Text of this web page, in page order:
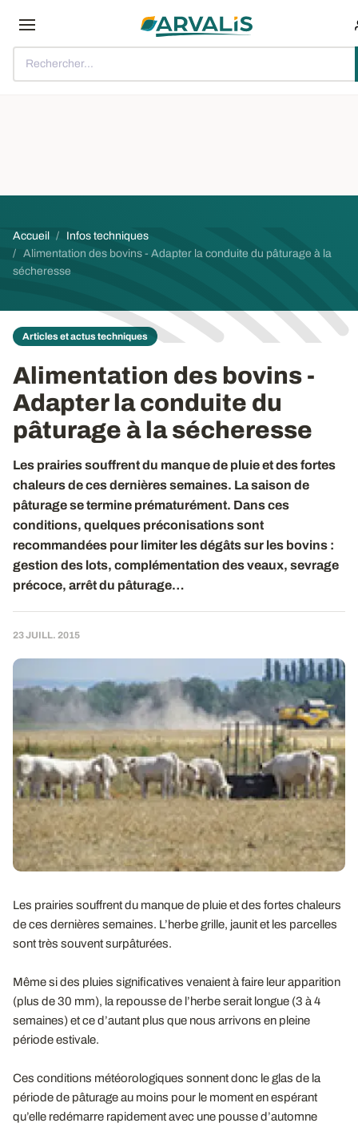
Rechercher...
Fil d'Ariane
Accueil
Infos techniques
Alimentation des bovins - Adapter la conduite du pâturage à la
sécheresse
Articles et actus techniques
Alimentation des bovins -
Adapter la conduite du
pâturage à la sécheresse
Les prairies souffrent du manque de pluie et des fortes
chaleurs de ces dernières semaines. La saison de
pâturage se termine prématurément. Dans ces
conditions, quelques préconisations sont
recommandées pour limiter les dégâts sur les bovins :
gestion des lots, complémentation des veaux, sevrage
précoce, arrêt du pâturage…
23 JUILL. 2015
Les prairies souffrent du manque de pluie et des fortes chaleurs
de ces dernières semaines. L’herbe grille, jaunit et les parcelles
sont très souvent surpâturées.
Même si des pluies significatives venaient à faire leur apparition
(plus de 30 mm), la repousse de l’herbe serait longue (3 à 4
semaines) et ce d’autant plus que nous arrivons en pleine
période estivale.
Ces conditions météorologiques sonnent donc le glas de la
période de pâturage au moins pour le moment en espérant
qu’elle redémarre rapidement avec une pousse d’automne